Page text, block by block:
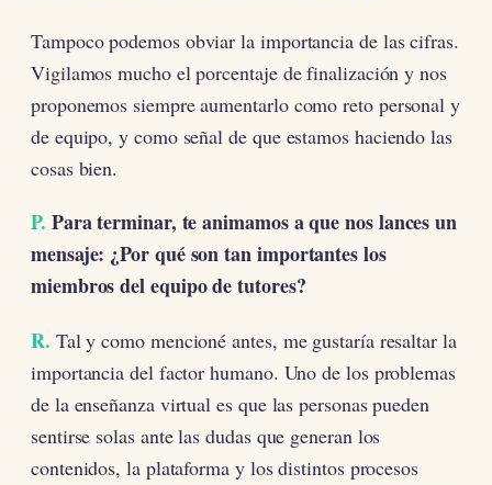
Tampoco podemos obviar la importancia de las cifras.
Vigilamos mucho el porcentaje de finalización y nos
proponemos siempre aumentarlo como reto personal y
de equipo, y como señal de que estamos haciendo las
cosas bien.
P. Para terminar, te animamos a que nos lances un
mensaje: ¿Por qué son tan importantes los
miembros del equipo de tutores?
R. Tal y como mencioné antes, me gustaría resaltar la
importancia del factor humano. Uno de los problemas
de la enseñanza virtual es que las personas pueden
sentirse solas ante las dudas que generan los
contenidos, la plataforma y los distintos procesos